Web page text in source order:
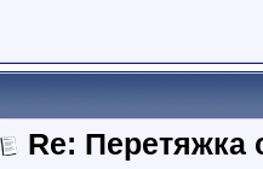
Re: Перетяжка